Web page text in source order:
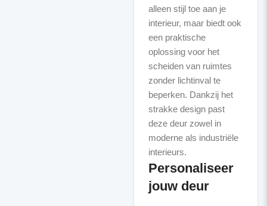
alleen stijl toe aan je
interieur, maar biedt ook
een praktische
oplossing voor het
scheiden van ruimtes
zonder lichtinval te
beperken. Dankzij het
strakke design past
deze deur zowel in
moderne als industriële
Personaliseer
jouw deur